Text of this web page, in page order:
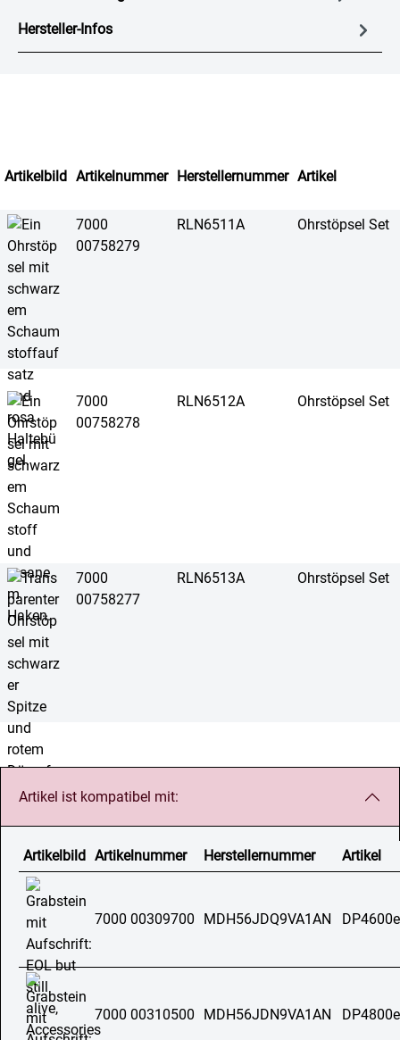
Hersteller-Infos
Artikelbild Artikelnummer Herstellernummer Artikel
7000
00758279
RLN6511A Ohrstöpsel Set
7000
00758278
RLN6512A Ohrstöpsel Set
7000
00758277
RLN6513A Ohrstöpsel Set
Artikel ist kompatibel mit:
Artikelbild Artikelnummer Herstellernummer Artikel
7000 00309700 MDH56JDQ9VA1AN
7000 00310500 MDH56JDN9VA1AN